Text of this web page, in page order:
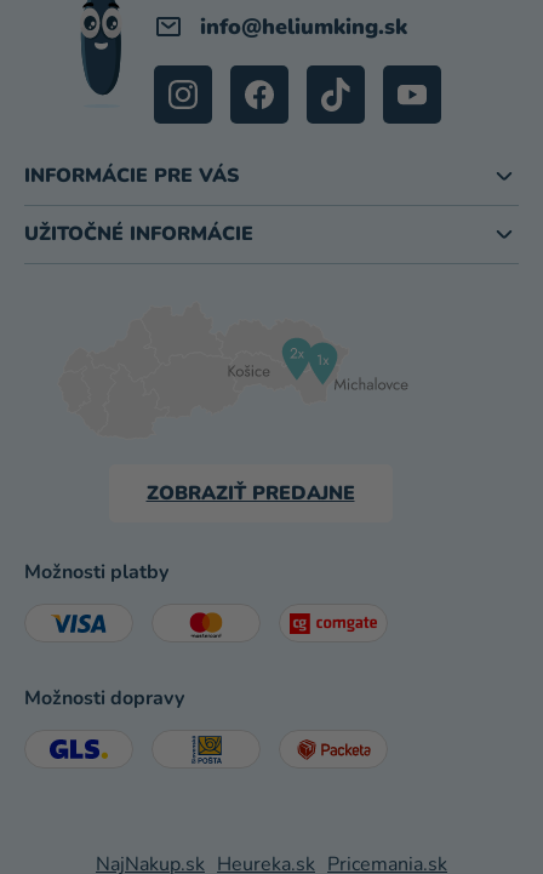
info@heliumking.sk
INFORMÁCIE PRE VÁS
UŽITOČNÉ INFORMÁCIE
ZOBRAZIŤ PREDAJNE
Možnosti platby
Možnosti dopravy
NajNakup.sk Heureka.sk Pricemania.sk